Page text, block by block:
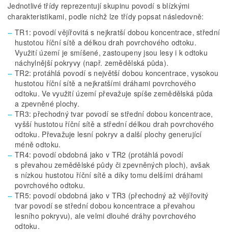
Jednotlivé třídy reprezentují skupinu povodí s blízkými
charakteristikami, podle nichž lze třídy popsat následovně:
TR1: povodí vějířovitá s nejkratší dobou koncentrace, střední
hustotou říční sítě a délkou drah povrchového odtoku.
Využití území je smíšené, zastoupeny jsou lesy i k odtoku
náchylnější pokryvy (např. zemědělská půda).
TR2: protáhlá povodí s největší dobou koncentrace, vysokou
hustotou říční sítě a nejkratšími dráhami povrchového
odtoku. Ve využití území převažuje spíše zemědělská půda
a zpevněné plochy.
TR3: přechodný tvar povodí se střední dobou koncentrace,
vyšší hustotou říční sítě a střední délkou drah povrchového
odtoku. Převažuje lesní pokryv a další plochy generující
méně odtoku.
TR4: povodí obdobná jako v TR2 (protáhlá povodí
s převahou zemědělské půdy či zpevněných ploch), avšak
s nízkou hustotou říční sítě a díky tomu delšími dráhami
povrchového odtoku.
TR5: povodí obdobná jako v TR3 (přechodný až vějířovitý
tvar povodí se střední dobou koncentrace a převahou
lesního pokryvu), ale velmi dlouhé dráhy povrchového
odtoku.